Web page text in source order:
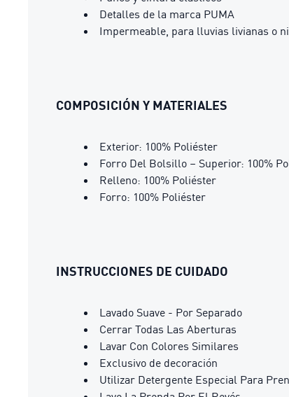
Detalles de la marca PUMA
Impermeable, para lluvias livianas o
COMPOSICIÓN Y MATERIALES
Exterior: 100% Poliéster
Forro Del Bolsillo – Superior: 100%
Relleno: 100% Poliéster
Forro: 100% Poliéster
INSTRUCCIONES DE CUIDADO
Lavado Suave - Por Separado
Cerrar Todas Las Aberturas
Lavar Con Colores Similares
Exclusivo de decoración
Utilizar Detergente Especial Para